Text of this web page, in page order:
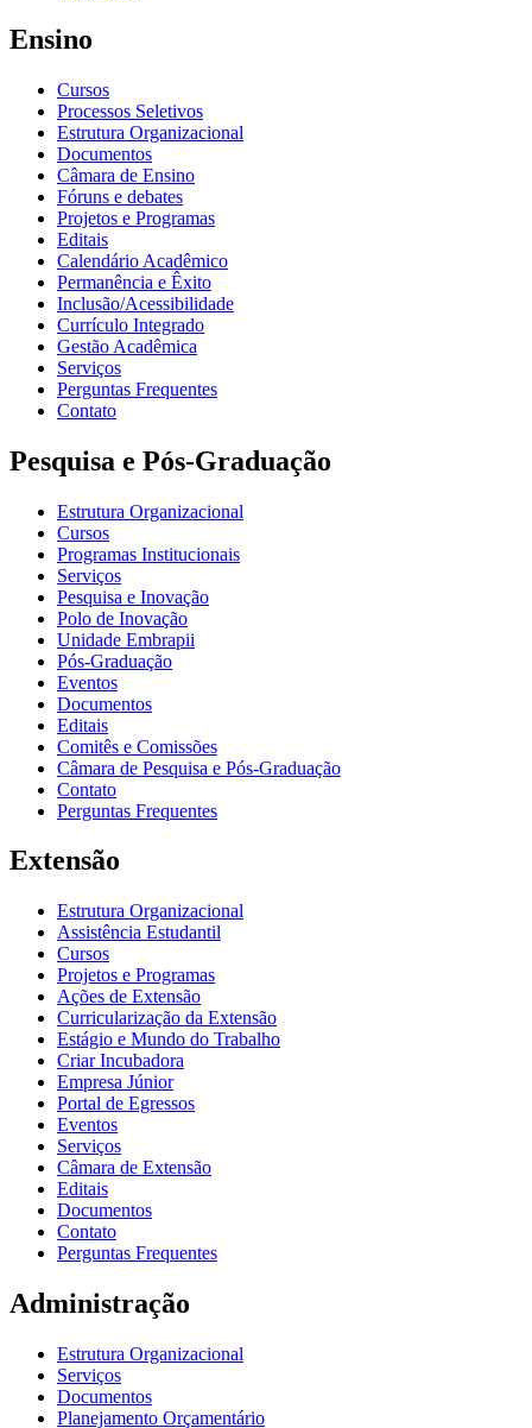
Ensino
Cursos
Processos Seletivos
Estrutura Organizacional
Documentos
Câmara de Ensino
Fóruns e debates
Projetos e Programas
Editais
Calendário Acadêmico
Permanência e Êxito
Inclusão/Acessibilidade
Currículo Integrado
Gestão Acadêmica
Serviços
Perguntas Frequentes
Contato
Pesquisa e Pós-Graduação
Estrutura Organizacional
Cursos
Programas Institucionais
Serviços
Pesquisa e Inovação
Polo de Inovação
Unidade Embrapii
Pós-Graduação
Eventos
Documentos
Editais
Comitês e Comissões
Câmara de Pesquisa e Pós-Graduação
Contato
Perguntas Frequentes
Extensão
Estrutura Organizacional
Assistência Estudantil
Cursos
Projetos e Programas
Ações de Extensão
Curricularização da Extensão
Estágio e Mundo do Trabalho
Criar Incubadora
Empresa Júnior
Portal de Egressos
Eventos
Serviços
Câmara de Extensão
Editais
Documentos
Contato
Perguntas Frequentes
Administração
Estrutura Organizacional
Serviços
Documentos
Planejamento Orçamentário